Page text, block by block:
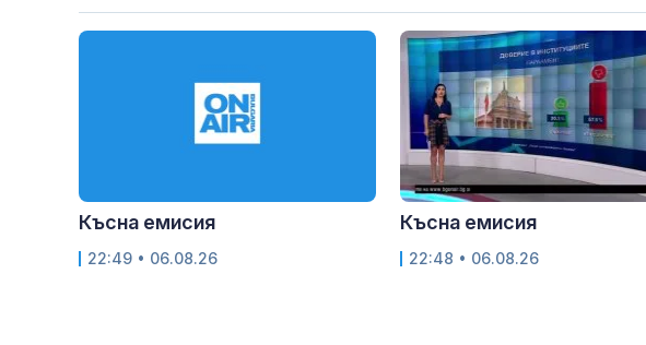
Късна емисия
22:49 • 06.08.26
Късна емисия
22:48 • 06.08.26